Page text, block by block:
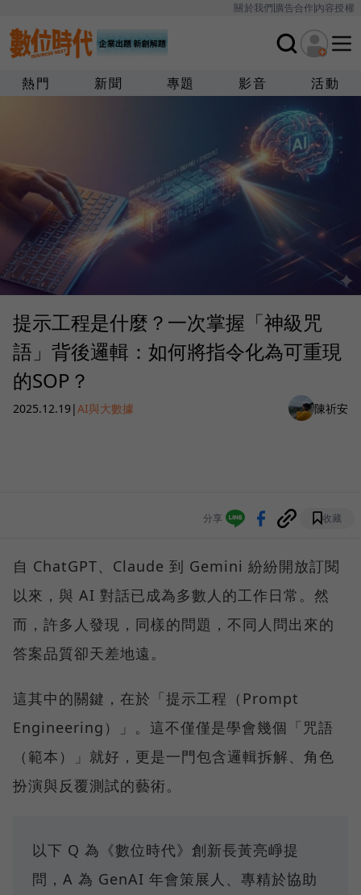
關於我們廣告合作內容授權
熱門 新聞 專題 影音 活動
提示工程是什麼？一次掌握「神級咒
語」背後邏輯：如何將指令化為可重現
的SOP？
2025.12.19|AI與大數據 陳祈安
分享 收藏
自 ChatGPT、Claude 到 Gemini 紛紛開放訂閱
以來，與 AI 對話已成為多數人的工作日常。然
而，許多人發現，同樣的問題，不同人問出來的
答案品質卻天差地遠。
這其中的關鍵，在於「提示工程（Prompt
Engineering）」。這不僅僅是學會幾個「咒語
（範本）」就好，更是一門包含邏輯拆解、角色
扮演與反覆測試的藝術。
以下 Q 為《數位時代》創新長黃亮崢提
問，A 為 GenAI 年會策展人、專精於協助